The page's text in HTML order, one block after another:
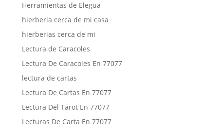
Herramientas de Elegua
hierberia cerca de mi casa
hierberias cerca de mi
Lectura de Caracoles
Lectura De Caracoles En 77077
lectura de cartas
Lectura De Cartas En 77077
Lectura Del Tarot En 77077
Lecturas De Carta En 77077